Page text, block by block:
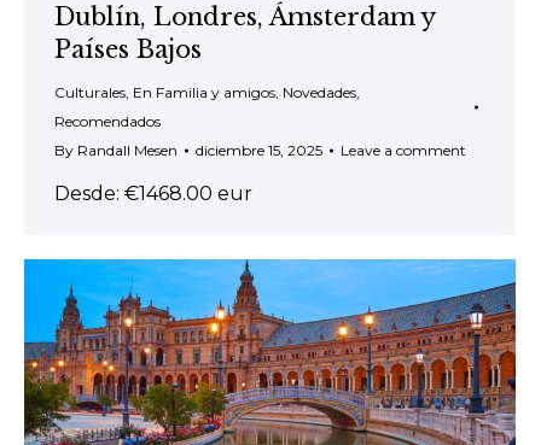
Dublín, Londres, Ámsterdam y
Países Bajos
Culturales En Familia y amigos Novedades
Recomendados
By Randall Mesen diciembre 15, 2025 Leave a comment
Desde: €1468.00 eur